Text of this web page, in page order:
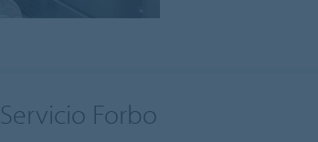
Servicio Forbo